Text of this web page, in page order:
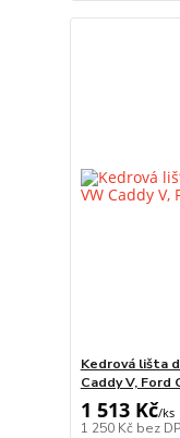
Kedrová lišta
Caddy V, Ford
1 513 Kč/ks
1 250 Kč bez